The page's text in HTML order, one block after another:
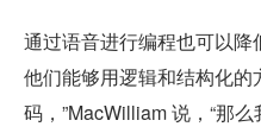
通过语音进行编程也可以降
他们能够用逻辑和结构化
码，”MacWilliam 说，“那